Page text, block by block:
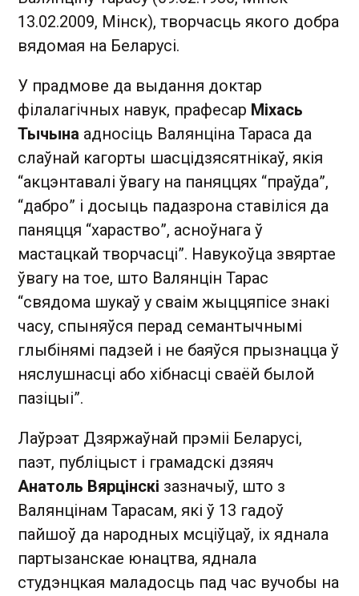
13.02.2009, Мінск), творчасць якого добра
вядомая на Беларусі.
У прадмове да выдання доктар
філалагічных навук, прафесар Міхась
Тычына адносіць Валянціна Тараса да
слаўнай кагорты шасцідзясятнікаў, якія
“акцэнтавалі ўвагу на паняццях “праўда”,
“дабро” і досыць падазрона ставіліся да
паняцця “хараство”, асноўнага ў
мастацкай творчасці”. Навукоўца звяртае
ўвагу на тое, што Валянцін Тарас
“свядома шукаў у сваім жыццяпісе знакі
часу, спыняўся перад семантычнымі
глыбінямі падзей і не баяўся прызнацца ў
няслушнасці або хібнасці сваёй былой
пазіцыі”.
Лаўрэат Дзяржаўнай прэміі Беларусі,
паэт, публіцыст і грамадскі дзяяч
Анатоль Вярцінскі зазначыў, што з
Валянцінам Тарасам, які ў 13 гадоў
пайшоў да народных мсціўцаў, іх яднала
партызанскае юнацтва, яднала
студэнцкая маладосць пад час вучобы на